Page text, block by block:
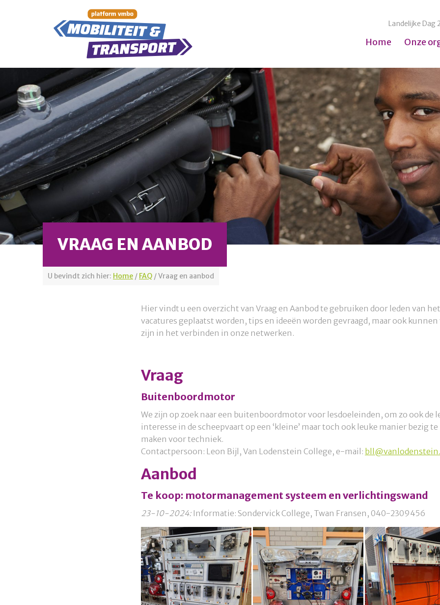
Landelijke Dag
Home Onze
VRAAG EN AANBOD
U bevindt zich hier: Home / FAQ /Vraag en aanbod
Hier vindt u een overzicht van Vraag en Aanbod te gebruiken door leden van
vacatures geplaatst worden, tips en ideeën worden gevraagd, maar ook
zijn in het verbinden in onze netwerken.
Vraag
Buitenboordmotor
We zijn op zoek naar een buitenboordmotor voor lesdoeleinden, om zo ook de
interesse in de scheepvaart op een ‘kleine’ maar toch ook leuke manier bezig
maken voor techniek.
Contactpersoon: Leon Bijl, Van Lodenstein College, e-mail:
Aanbod
Te koop: motormanagement systeem en verlichtingswand
23-10-2024: Informatie: Sondervick College, Twan Fransen, 040-2309456